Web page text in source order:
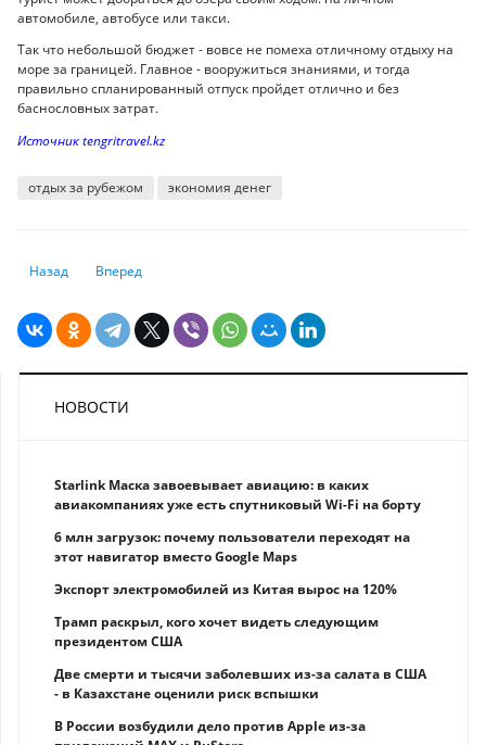
автомобиле, автобусе или такси.
Так что небольшой бюджет - вовсе не помеха отличному отдыху на
море за границей. Главное - вооружиться знаниями, и тогда
правильно спланированный отпуск пройдет отлично и без
баснословных затрат.
Источник tengritravel.kz
отдых за рубежом экономия денег
Предыдущий: Нужно ли ограничивать высоту зданий в Алматы и
Назад Следующий: БАКАД: инструкция по "применению"
Вперед
НОВОСТИ
Starlink Маска завоевывает авиацию: в каких
авиакомпаниях уже есть спутниковый Wi-Fi на борту
6 млн загрузок: почему пользователи переходят на
этот навигатор вместо Google Maps
Экспорт электромобилей из Китая вырос на 120%
Трамп раскрыл, кого хочет видеть следующим
президентом США
Две смерти и тысячи заболевших из-за салата в США
- в Казахстане оценили риск вспышки
В России возбудили дело против Apple из-за